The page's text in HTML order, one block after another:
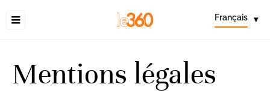
Français ▾
Mentions légales